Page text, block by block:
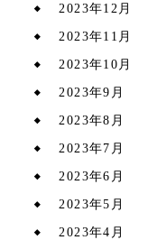
2023年12月
2023年11月
2023年10月
2023年9月
2023年8月
2023年7月
2023年6月
2023年5月
2023年4月